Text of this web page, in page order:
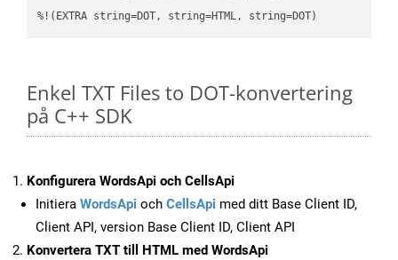
%!(EXTRA string=DOT, string=HTML, string=DOT)
Enkel TXT Files to DOT-konvertering
på C++ SDK
Konfigurera WordsApi och CellsApi
Initiera WordsApi och CellsApi med ditt Base Client ID,
Client API, version Base Client ID, Client API
Konvertera TXT till HTML med WordsApi